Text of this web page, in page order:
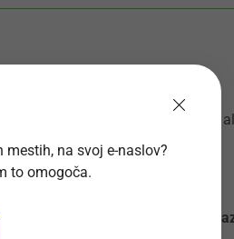
pridobljeni 7. ali alternativno 6/2.
niste v kazenskem postopku
izkušnje in kompetence za
na svoj e-naslov?
to omogoča.